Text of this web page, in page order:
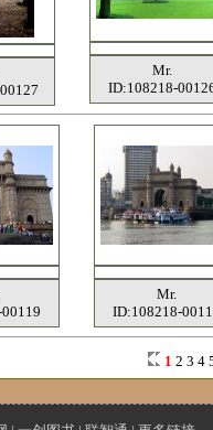
Mr.
ID:108218-
Mr.
ID:108218-
1 2 3 4